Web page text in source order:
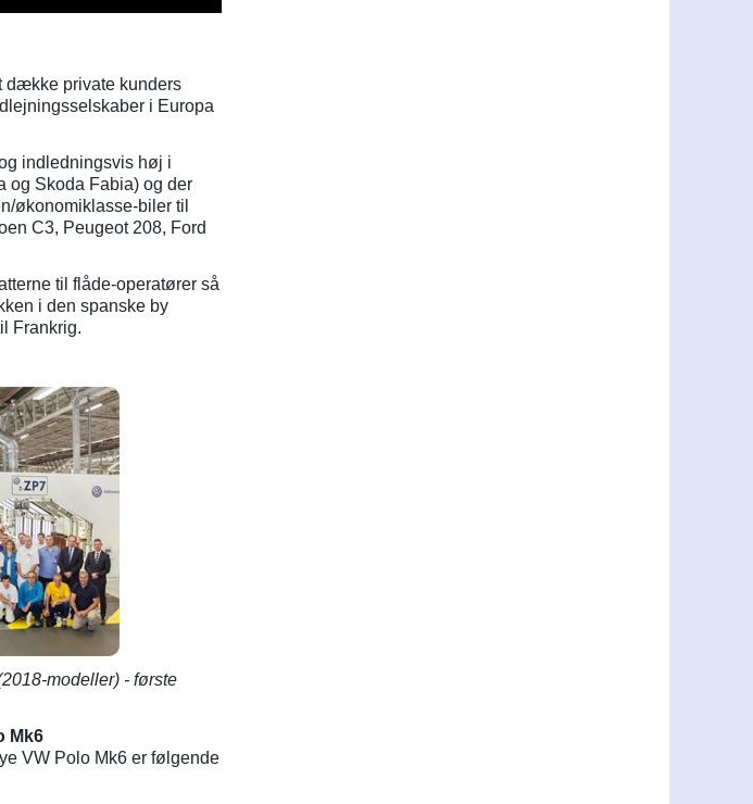
dække private kunders
i Europa
indledningsvis høj i
og Skoda Fabia) og der
økonomiklasse-biler til
C3, Peugeot 208, Ford
til flåde-operatører så
i den spanske by
Frankrig.
modeller) - første
Mk6
VW Polo Mk6 er følgende